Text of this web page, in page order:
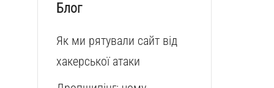
Блог
Як ми рятували сайт від
хакерської атаки